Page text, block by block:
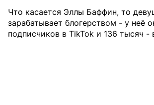
Что касается Эллы Баффин, то
зарабатывает блогерством - у неё
подписчиков в TikTok и 136 тысяч -